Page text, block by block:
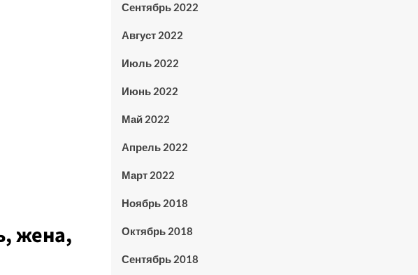
жена,
Сентябрь 2022
Август 2022
Июль 2022
Июнь 2022
Май 2022
Апрель 2022
Март 2022
Ноябрь 2018
Октябрь 2018
Сентябрь 2018